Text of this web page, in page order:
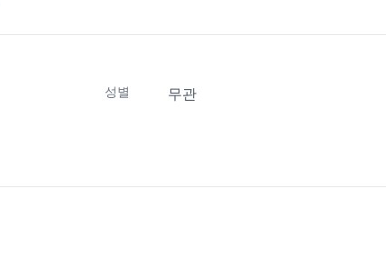
성별 무관